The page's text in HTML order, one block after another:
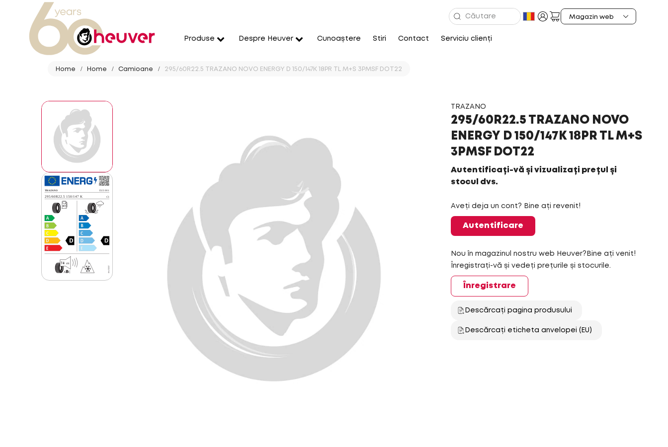
Produse Despre Heuver Cunoaștere Stiri Contact Serviciu clienți
Home Home Camioane 295/60R22.5 TRAZANO NOVO ENERGY D 150/147K 18PR TL M+S 3PMSF DOT22
TRAZANO
295/60R22.5 TRAZANO NOVO
ENERGY D 150/147K 18PR TL M+S
3PMSF DOT22
Autentificați-vă și vizualizați prețul și
stocul dvs.
Aveți deja un cont? Bine ați revenit!
Autentificare
Nou în magazinul nostru web Heuver?Bine ați venit!
Înregistrați-vă și vedeți prețurile și stocurile.
Înregistrare
Descărcați pagina produsului
Descărcați eticheta anvelopei (EU)